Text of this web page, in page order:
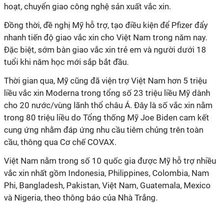
hoạt, chuyển giao công nghệ sản xuất vắc xin.
Đồng thời, đề nghị Mỹ hỗ trợ, tạo điều kiện để Pfizer đẩy
nhanh tiến độ giao vắc xin cho Việt Nam trong năm nay.
Đặc biệt, sớm bàn giao vắc xin trẻ em và người dưới 18
tuổi khi năm học mới sắp bắt đầu.
Thời gian qua, Mỹ cũng đã viện trợ Việt Nam hơn 5 triệu
liều vắc xin Moderna trong tổng số 23 triệu liều Mỹ dành
cho 20 nước/vùng lãnh thổ châu Á. Đây là số vắc xin nằm
trong 80 triệu liều do Tổng thống Mỹ Joe Biden cam kết
cung ứng nhằm đáp ứng nhu cầu tiêm chủng trên toàn
cầu, thông qua Cơ chế COVAX.
Việt Nam nằm trong số 10 quốc gia được Mỹ hỗ trợ nhiều
vắc xin nhất gồm Indonesia, Philippines, Colombia, Nam
Phi, Bangladesh, Pakistan, Việt Nam, Guatemala, Mexico
và Nigeria, theo thông báo của Nhà Trắng.